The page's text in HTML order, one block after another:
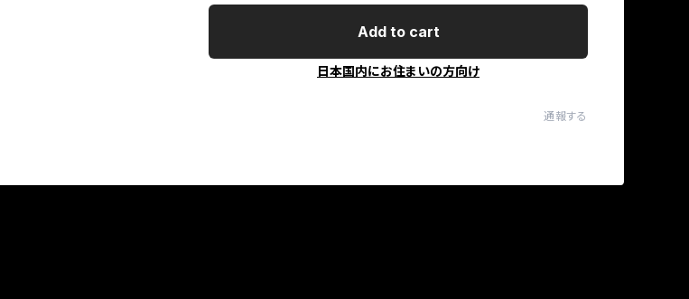
Add to cart
日本国内にお住まいの方向け
通報する